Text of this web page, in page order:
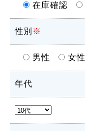
在庫確認
性別 ※
男性 女性
年代